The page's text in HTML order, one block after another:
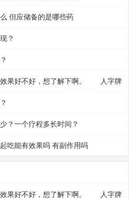
但应储备的是哪些药
？
效果好不好，想了解下啊。 人字牌
组方，已有百余年应用历史，是治疗
证属气虚血瘀型之中药汉方强心剂。
危的羚羊角确保了人字牌救心丸的确
？一个疗程多长时间？
吃能有效果吗 有副作用吗
效果好不好，想了解下啊。 人字牌